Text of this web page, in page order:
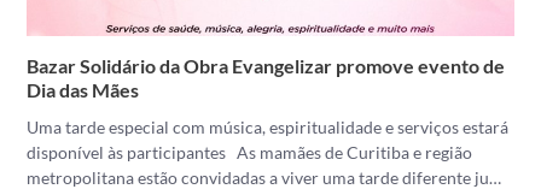
Bazar Solidário da Obra Evangelizar promove evento de
Dia das Mães
Uma tarde especial com música, espiritualidade e serviços estará
disponível às participantes As mamães de Curitiba e região
metropolitana estão convidadas a viver uma tarde diferente ju…